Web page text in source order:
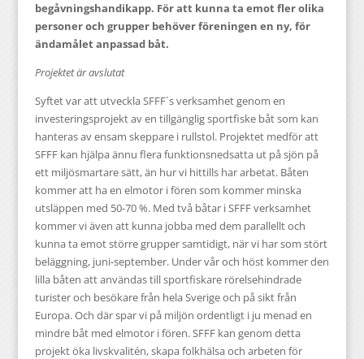
begåvningshandikapp. För att kunna ta emot fler olika
personer och grupper behöver föreningen en ny, för
ändamålet anpassad båt.
Projektet är avslutat
Syftet var att utveckla SFFF´s verksamhet genom en
investeringsprojekt av en tillgänglig sportfiske båt som kan
hanteras av ensam skeppare i rullstol. Projektet medför att
SFFF kan hjälpa ännu flera funktionsnedsatta ut på sjön på
ett miljösmartare sätt, än hur vi hittills har arbetat. Båten
kommer att ha en elmotor i fören som kommer minska
utsläppen med 50-70 %. Med två båtar i SFFF verksamhet
kommer vi även att kunna jobba med dem parallellt och
kunna ta emot större grupper samtidigt, när vi har som stört
beläggning, juni-september. Under vår och höst kommer den
lilla båten att användas till sportfiskare rörelsehindrade
turister och besökare från hela Sverige och på sikt från
Europa. Och där spar vi på miljön ordentligt i ju menad en
mindre båt med elmotor i fören. SFFF kan genom detta
projekt öka livskvalitén, skapa folkhälsa och arbeten för